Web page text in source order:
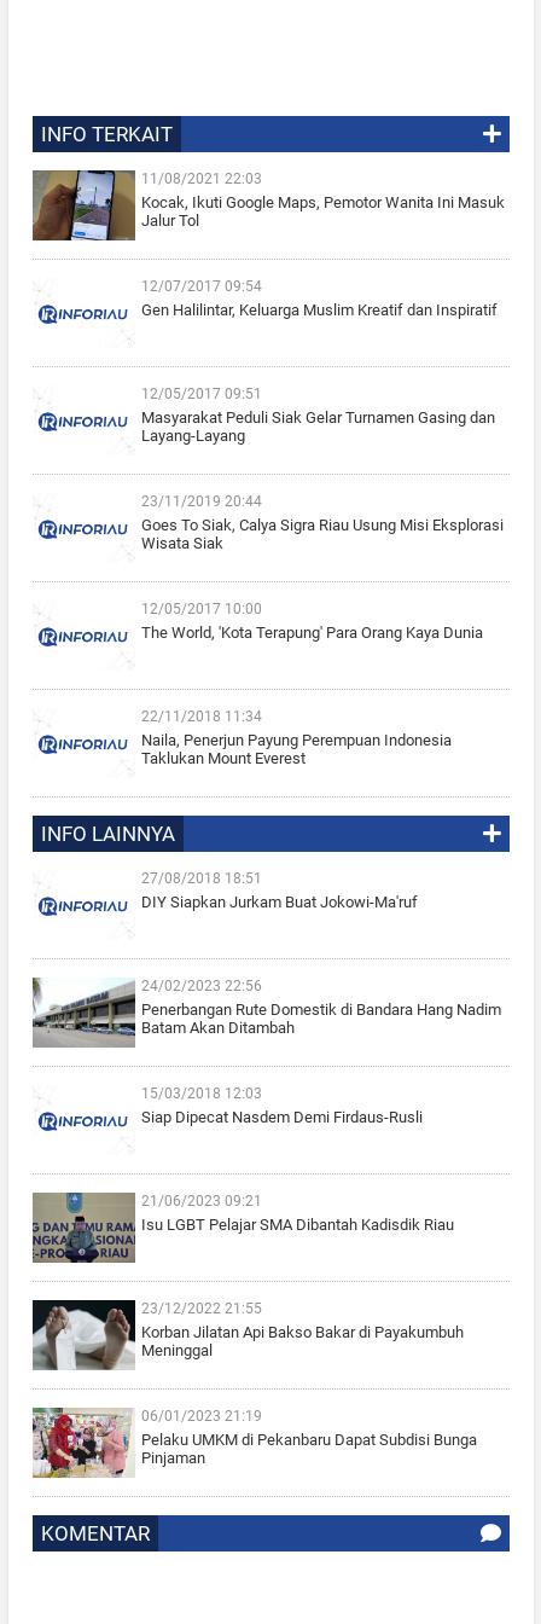
INFO TERKAIT
11/08/2021 22:03
Kocak, Ikuti Google Maps, Pemotor Wanita Ini Masuk
Jalur Tol
12/07/2017 09:54
Gen Halilintar, Keluarga Muslim Kreatif dan Inspiratif
12/05/2017 09:51
Masyarakat Peduli Siak Gelar Turnamen Gasing dan
Layang-Layang
23/11/2019 20:44
Goes To Siak, Calya Sigra Riau Usung Misi Eksplorasi
Wisata Siak
12/05/2017 10:00
The World, 'Kota Terapung' Para Orang Kaya Dunia
22/11/2018 11:34
Naila, Penerjun Payung Perempuan Indonesia
Taklukan Mount Everest
INFO LAINNYA
27/08/2018 18:51
DIY Siapkan Jurkam Buat Jokowi-Ma'ruf
24/02/2023 22:56
Penerbangan Rute Domestik di Bandara Hang Nadim
Batam Akan Ditambah
15/03/2018 12:03
Siap Dipecat Nasdem Demi Firdaus-Rusli
21/06/2023 09:21
Isu LGBT Pelajar SMA Dibantah Kadisdik Riau
23/12/2022 21:55
Korban Jilatan Api Bakso Bakar di Payakumbuh
Meninggal
06/01/2023 21:19
Pelaku UMKM di Pekanbaru Dapat Subdisi Bunga
Pinjaman
KOMENTAR